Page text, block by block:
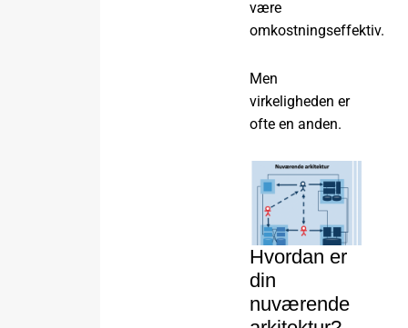
være
omkostningseffektiv.
Men
virkeligheden er
ofte en anden.
Hvordan er
din
nuværende